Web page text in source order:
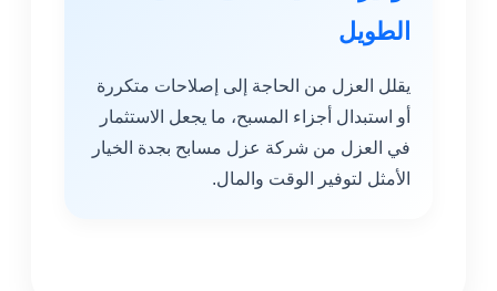
الطويل
يقلل العزل من الحاجة إلى إصلاحات متكررة
أو استبدال أجزاء المسبح، ما يجعل الاستثمار
في العزل من شركة عزل مسابح بجدة الخيار
الأمثل لتوفير الوقت والمال.